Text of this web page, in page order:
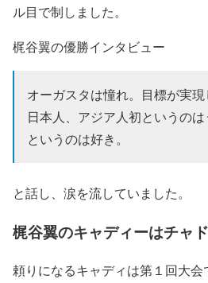
ル目で制しました。
梶谷翼の優勝インタビュー
オーガスタは憧れ。目標が実
日本人、アジア人初というのは
というのは好き。
と話し、涙を流していました。
梶谷翼のキャディーはチャ
頼りになるキャディは第１回大